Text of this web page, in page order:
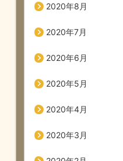
2020年8月
2020年7月
2020年6月
2020年5月
2020年4月
2020年3月